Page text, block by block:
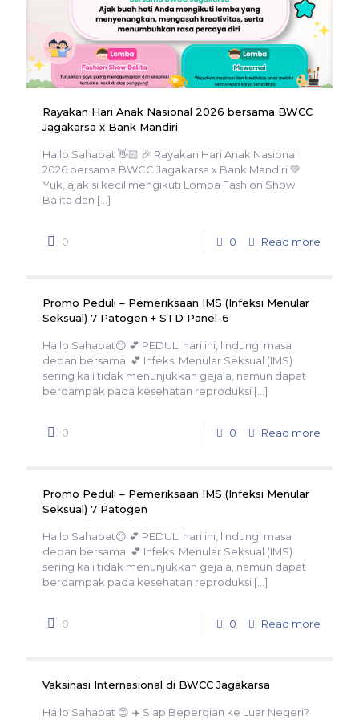
Rayakan Hari Anak Nasional 2026 bersama BWCC
Jagakarsa x Bank Mandiri
Hallo Sahabat 👋🏻 🎉 Rayakan Hari Anak Nasional
2026 bersama BWCC Jagakarsa x Bank Mandiri 💚
Yuk, ajak si kecil mengikuti Lomba Fashion Show
Balita dan […]
0 0 Read more
Promo Peduli – Pemeriksaan IMS (Infeksi Menular
Seksual) 7 Patogen + STD Panel-6
Hallo Sahabat😊 💕 PEDULI hari ini, lindungi masa
depan bersama. 💕 Infeksi Menular Seksual (IMS)
sering kali tidak menunjukkan gejala, namun dapat
berdampak pada kesehatan reproduksi […]
0 0 Read more
Promo Peduli – Pemeriksaan IMS (Infeksi Menular
Seksual) 7 Patogen
Hallo Sahabat😊 💕 PEDULI hari ini, lindungi masa
depan bersama. 💕 Infeksi Menular Seksual (IMS)
sering kali tidak menunjukkan gejala, namun dapat
berdampak pada kesehatan reproduksi […]
0 0 Read more
Vaksinasi Internasional di BWCC Jagakarsa
Hallo Sahabat 😊 ✈️ Siap Bepergian ke Luar Negeri?